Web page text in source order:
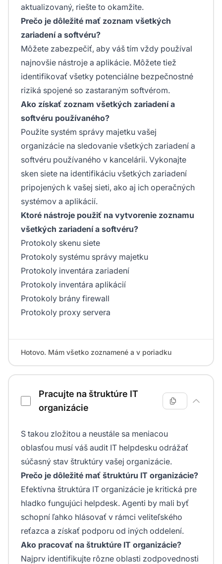
aktualizovaný, riešte to okamžite.
Prečo je dôležité mať zoznam všetkých
zariadení a softvéru?
Môžete zabezpečiť, aby váš tím vždy používal
najnovšie nástroje a aplikácie. Môžete tiež
identifikovať všetky potenciálne bezpečnostné
riziká spojené so zastaraným softvérom.
Ako získať zoznam všetkých zariadení a
softvéru používaného?
Použite systém správy majetku vašej
organizácie na sledovanie všetkých zariadení a
softvéru používaného v kancelárii. Vykonajte
sken siete na identifikáciu všetkých zariadení
pripojených k vašej sieti, ako aj ich operačných
systémov a aplikácií.
Ktoré nástroje použiť na vytvorenie zoznamu
všetkých zariadení a softvéru?
Protokoly skenu siete
Protokoly systému správy majetku
Protokoly inventára zariadení
Protokoly inventára aplikácií
Protokoly brány firewall
Protokoly proxy servera
Hotovo. Mám všetko zoznamené a v poriadku
Pracujte na štruktúre IT
organizácie
S takou zložitou a neustále sa meniacou
oblasťou musí váš audit IT helpdesku odrážať
súčasný stav štruktúry vašej organizácie.
Prečo je dôležité mať štruktúru IT organizácie?
Efektívna štruktúra IT organizácie je kritická pre
hladko fungujúci helpdesk. Agenti by mali byť
schopní ľahko hlásovať v rámci veliteľského
reťazca a získať podporu od iných oddelení.
Ako pracovať na štruktúre IT organizácie?
Najprv identifikujte rôzne oblasti zodpovednosti